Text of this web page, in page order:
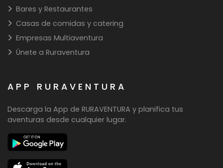
Bares y Restaurantes
Casas de comidas y catering
Empresas Multiaventura
Únete a Ruraventura
APP RURAVENTURA
Descarga la App de RURAVENTURA y planifica tus
aventuras desde cualquier lugar.